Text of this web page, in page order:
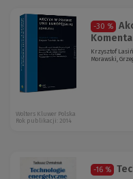
-30 %
Krzysztof
Morawski,
Wolters Kluwer Polska
Rok publikacji: 2014
-16 %